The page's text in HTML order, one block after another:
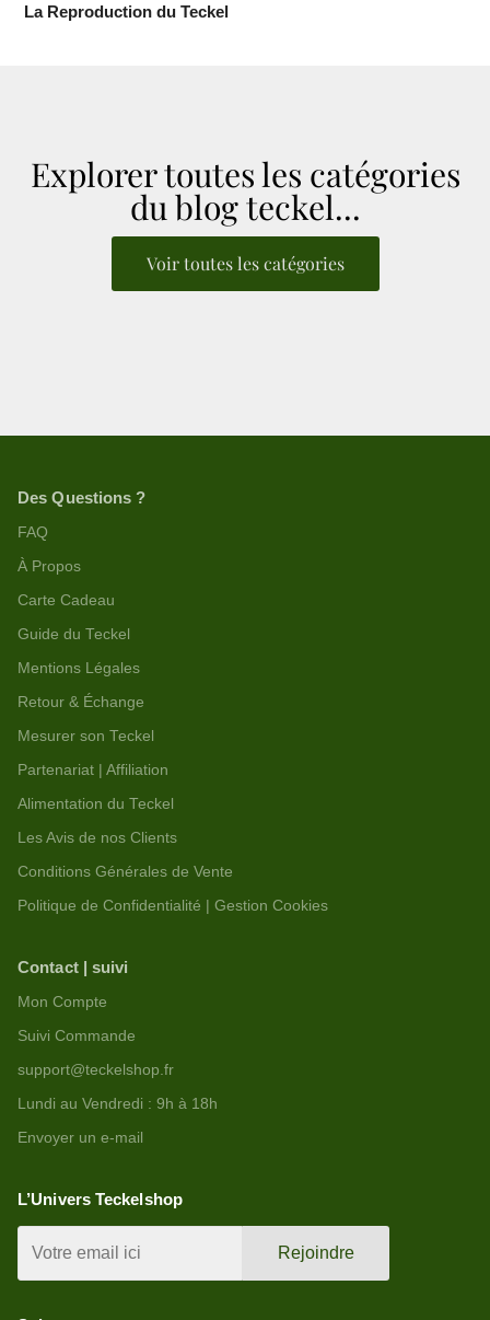
La Reproduction du Teckel
Explorer toutes les catégories
du blog teckel...
Voir toutes les catégories
Des Questions ?
FAQ
À Propos
Carte Cadeau
Guide du Teckel
Mentions Légales
Retour & Échange
Mesurer son Teckel
Partenariat | Affiliation
Alimentation du Teckel
Les Avis de nos Clients
Conditions Générales de Vente
Politique de Confidentialité | Gestion Cookies
Contact | suivi
Mon Compte
Suivi Commande
support@teckelshop.fr
Lundi au Vendredi : 9h à 18h
Envoyer un e-mail
L’Univers Teckelshop
Rejoindre